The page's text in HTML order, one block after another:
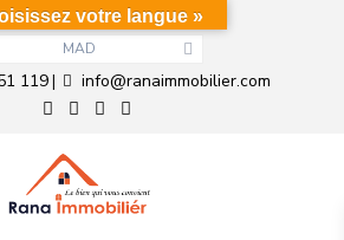
MAD
119| info@ranaimmobilier.com
votre langue »